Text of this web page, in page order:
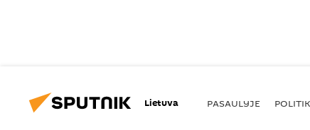
Lietuva PASAULYJE